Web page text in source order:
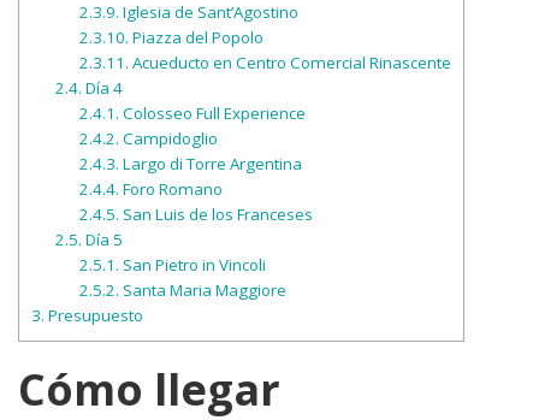
2.3.9. Iglesia de Sant’Agostino
2.3.10. Piazza del Popolo
2.3.11. Acueducto en Centro Comercial Rinascente
2.4. Día 4
2.4.1. Colosseo Full Experience
2.4.2. Campidoglio
2.4.3. Largo di Torre Argentina
2.4.4. Foro Romano
2.4.5. San Luis de los Franceses
2.5. Día 5
2.5.1. San Pietro in Vincoli
2.5.2. Santa Maria Maggiore
3. Presupuesto
Cómo llegar